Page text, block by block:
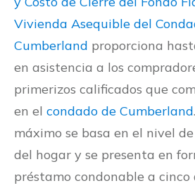
Vivienda Asequible del
Cumberland proporciona
en asistencia a los
primerizos calificados que
en el condado de Cumberland
máximo se basa en el nivel
del hogar y se presenta en
préstamo condonable a cinco